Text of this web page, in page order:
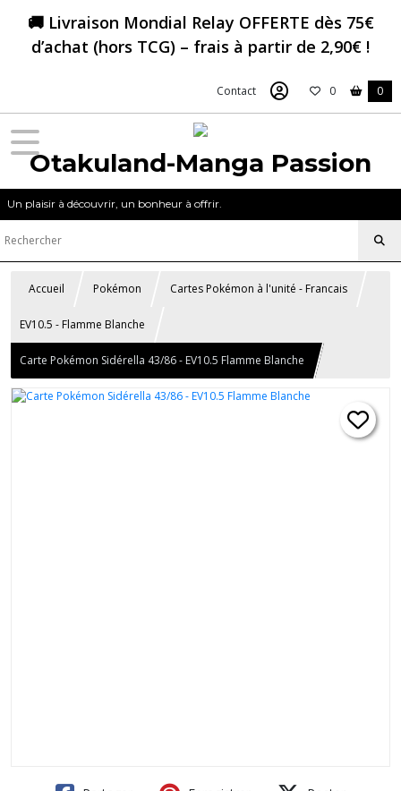
🚚 Livraison Mondial Relay OFFERTE dès 75€
d’achat (hors TCG) – frais à partir de 2,90€ !
Contact 0 0
Otakuland-Manga Passion
Un plaisir à découvrir, un bonheur à offrir.
Accueil Pokémon Cartes Pokémon à l'unité - Francais
EV10.5 - Flamme Blanche
Carte Pokémon Sidérella 43/86 - EV10.5 Flamme Blanche